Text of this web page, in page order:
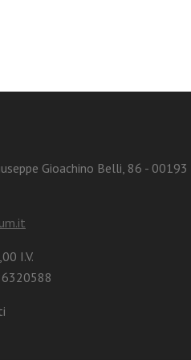
Gioachino Belli, 86 - 00193
I.V.